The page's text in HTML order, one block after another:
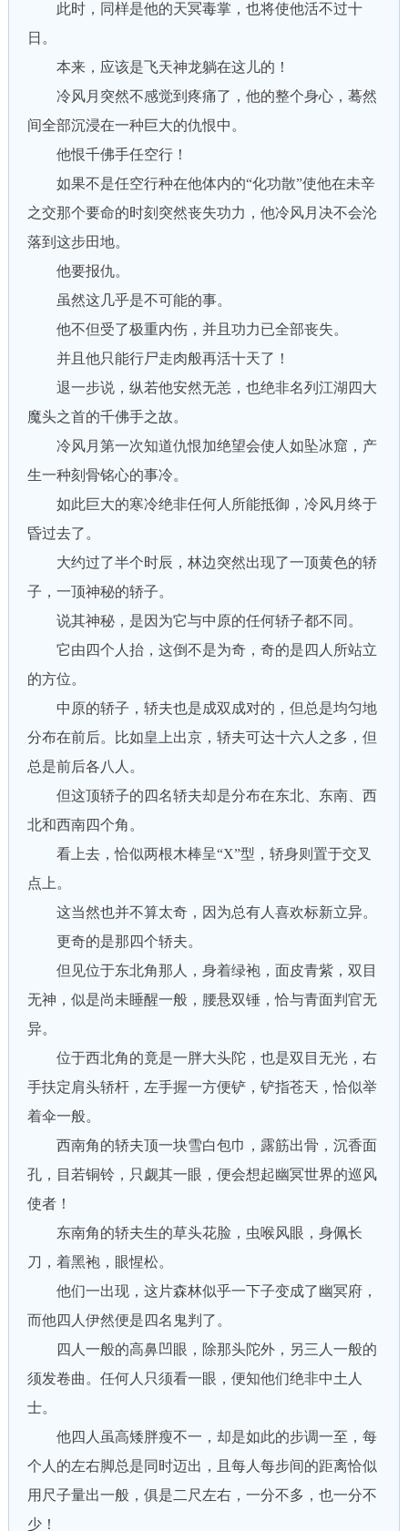
此时，同样是他的天冥毒掌，也将使他活不过十
日。
本来，应该是飞天神龙躺在这儿的！
冷风月突然不感觉到疼痛了，他的整个身心，蓦然
间全部沉浸在一种巨大的仇恨中。
他恨千佛手任空行！
如果不是任空行种在他体内的“化功散”使他在未辛
之交那个要命的时刻突然丧失功力，他冷风月决不会沦
落到这步田地。
他要报仇。
虽然这几乎是不可能的事。
他不但受了极重内伤，并且功力已全部丧失。
并且他只能行尸走肉般再活十天了！
退一步说，纵若他安然无恙，也绝非名列江湖四大
魔头之首的千佛手之故。
冷风月第一次知道仇恨加绝望会使人如坠冰窟，产
生一种刻骨铭心的事冷。
如此巨大的寒冷绝非任何人所能抵御，冷风月终于
昏过去了。
大约过了半个时辰，林边突然出现了一顶黄色的轿
子，一顶神秘的轿子。
说其神秘，是因为它与中原的任何轿子都不同。
它由四个人抬，这倒不是为奇，奇的是四人所站立
的方位。
中原的轿子，轿夫也是成双成对的，但总是均匀地
分布在前后。比如皇上出京，轿夫可达十六人之多，但
总是前后各八人。
但这顶轿子的四名轿夫却是分布在东北、东南、西
北和西南四个角。
看上去，恰似两根木棒呈“X”型，轿身则置于交叉
点上。
这当然也并不算太奇，因为总有人喜欢标新立异。
更奇的是那四个轿夫。
但见位于东北角那人，身着绿袍，面皮青紫，双目
无神，似是尚未睡醒一般，腰悬双锤，恰与青面判官无
异。
位于西北角的竟是一胖大头陀，也是双目无光，右
手扶定肩头轿杆，左手握一方便铲，铲指苍天，恰似举
着伞一般。
西南角的轿夫顶一块雪白包巾，露筋出骨，沉香面
孔，目若铜铃，只觑其一眼，便会想起幽冥世界的巡风
使者！
东南角的轿夫生的草头花脸，虫喉风眼，身佩长
刀，着黑袍，眼惺松。
他们一出现，这片森林似乎一下子变成了幽冥府，
而他四人伊然便是四名鬼判了。
四人一般的高鼻凹眼，除那头陀外，另三人一般的
须发卷曲。任何人只须看一眼，便知他们绝非中土人
士。
他四人虽高矮胖瘦不一，却是如此的步调一至，每
个人的左右脚总是同时迈出，且每人每步间的距离恰似
用尺子量出一般，俱是二尺左右，一分不多，也一分不
少！